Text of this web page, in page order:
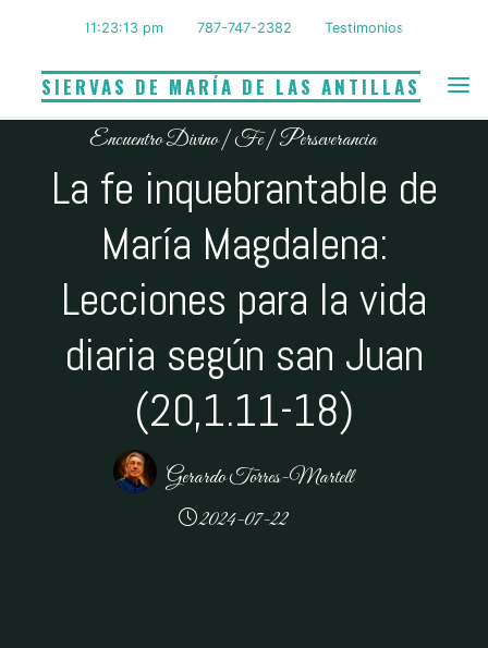
contenidoSIERVAS DE MARÍA DE LAS ANTILLAS
11:23:14 pm 787-747-2382 Testimonios
Encuentro Divino|Fe|Perseverancia
La fe inquebrantable de
María Magdalena:
Lecciones para la vida
diaria según san Juan
(20,1.11-18)
Gerardo Torres-Martell
2024-07-22